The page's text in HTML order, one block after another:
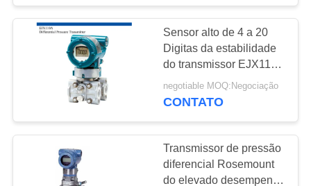
VISITA
FÁBRICA
CONTROLE
DE
QUALIDADE
Sensor alto de 4 a 20
Digitas da estabilidade
do transmissor EJX110A
do indicador de pressão
da C.C. do miliampère
negotiable MOQ:Negociação
CONTATO
Transmissor de pressão
diferencial Rosemount
do elevado desempenho